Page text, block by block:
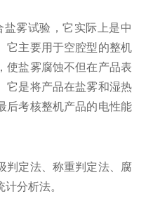
雾试验，它实际上是中
它主要用于空腔型的整机
使盐雾腐蚀不但在产品表
它是将产品在盐雾和湿热
后考核整机产品的电性能
判定法、称重判定法、腐
分析法。